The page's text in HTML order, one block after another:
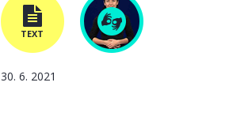
TEXT
30. 6. 2021